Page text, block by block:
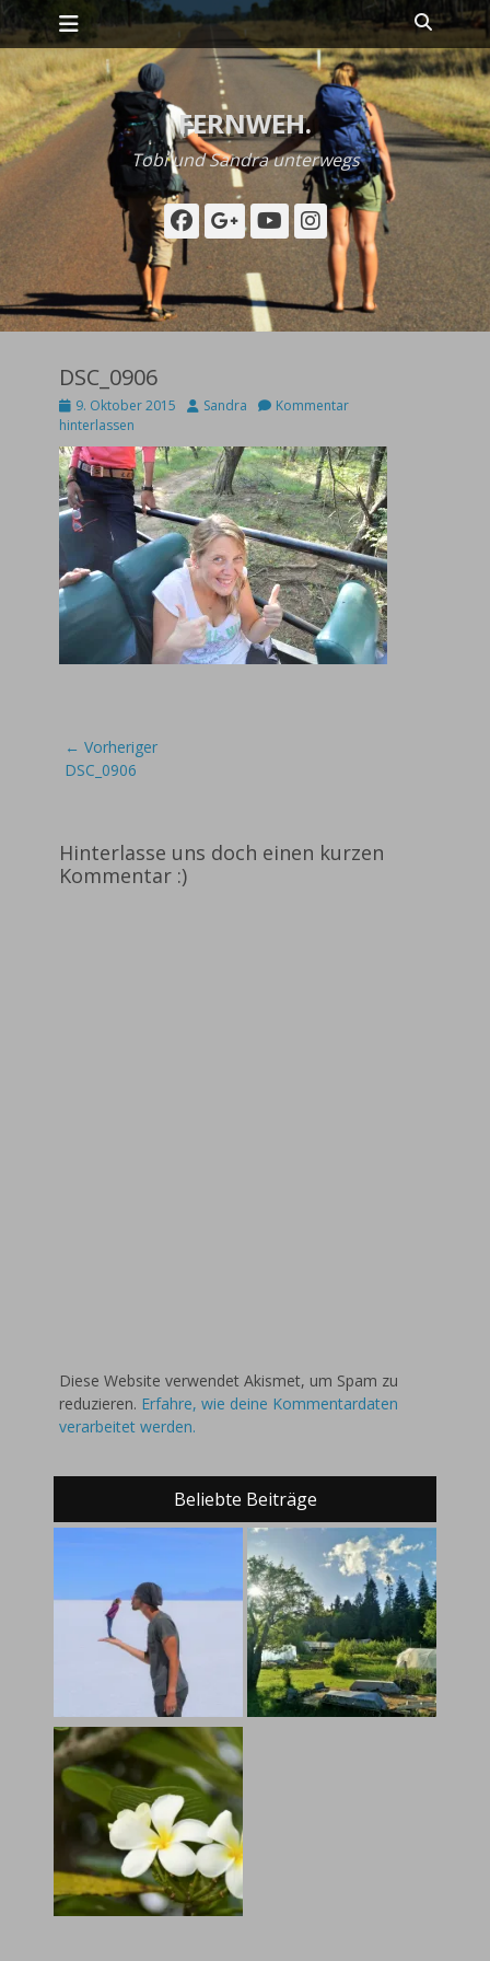
Zum
Inhalt
springen
Primäres Menü Suchen
FERNWEH.
Tobi und Sandra unterwegs
Facebook
Googleplus
YouTube
Instagram
DSC_0906
Posted
on
9. Oktober 2015 AutorSandra
Kommentar
hinterlassen
Beitragsnavigation
← Vorheriger
Vorheriger
DSC_0906
Hinterlasse uns doch einen kurzen
Kommentar :)
Diese Website verwendet Akismet, um Spam zu
reduzieren. Erfahre, wie deine Kommentardaten
verarbeitet werden.
Beliebte Beiträge